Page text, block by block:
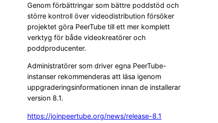
Genom förbättringar som bättre poddstöd och
större kontroll över videodistribution försöker
projektet göra PeerTube till ett mer komplett
verktyg för både videokreatörer och
poddproducenter.
Administratörer som driver egna PeerTube-
instanser rekommenderas att läsa igenom
uppgraderingsinformationen innan de installerar
version 8.1.
https://joinpeertube.org/news/release-8.1